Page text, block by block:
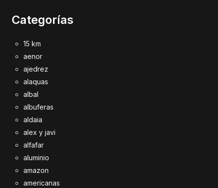
Categorías
15 km
aenor
ajedrez
alaquas
albal
albuferas
aldaia
alex y javi
alfafar
aluminio
amazon
americanas